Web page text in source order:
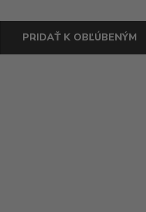
PRIDAŤ K OBĽÚBENÝM